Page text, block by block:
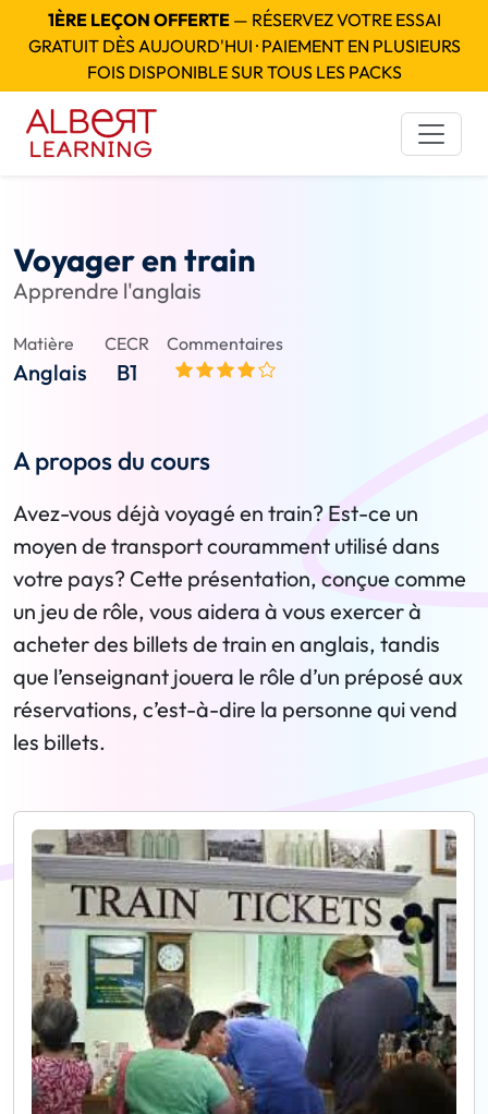
1ÈRE LEÇON OFFERTE— RÉSERVEZ VOTRE ESSAI
GRATUIT DÈS AUJOURD'HUI · PAIEMENT EN PLUSIEURS
FOIS DISPONIBLE SUR TOUS LES PACKS
Voyager en train
Apprendre l'anglais
Matière
Anglais
CECR
B1
Commentaires
A propos du cours
Avez-vous déjà voyagé en train? Est-ce un
moyen de transport couramment utilisé dans
votre pays? Cette présentation, conçue comme
un jeu de rôle, vous aidera à vous exercer à
acheter des billets de train en anglais, tandis
que l’enseignant jouera le rôle d’un préposé aux
réservations, c’est-à-dire la personne qui vend
les billets.